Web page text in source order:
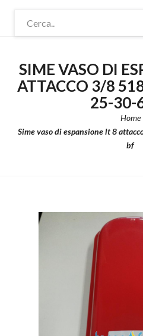
SIME VASO DI
ATTACCO 3/8
25-30-
Home
Sime vaso di espansione lt 8
bf